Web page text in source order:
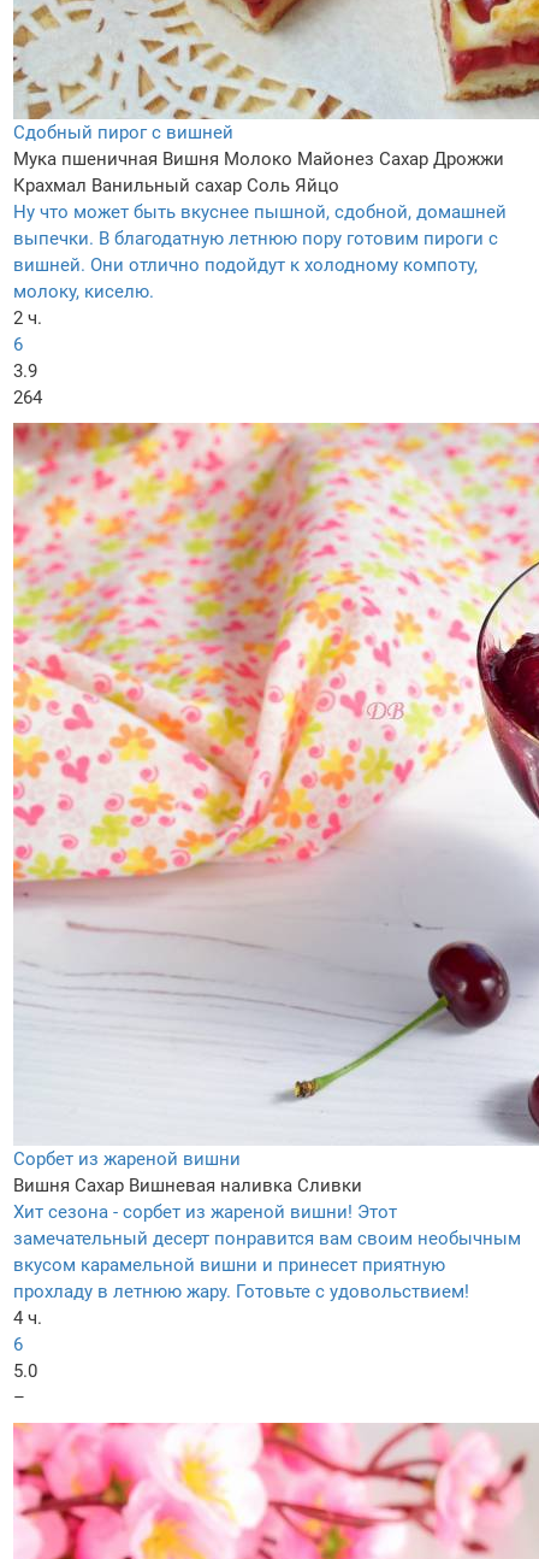
Сдобный пирог с вишней
Мука пшеничная Вишня Молоко Майонез Сахар Дрожжи
Крахмал Ванильный сахар Соль Яйцо
Ну что может быть вкуснее пышной, сдобной, домашней
выпечки. В благодатную летнюю пору готовим пироги с
вишней. Они отлично подойдут к холодному компоту,
молоку, киселю.
2 ч.
6
3.9
264
Сорбет из жареной вишни
Вишня Сахар Вишневая наливка Сливки
Хит сезона - сорбет из жареной вишни! Этот
замечательный десерт понравится вам своим необычным
вкусом карамельной вишни и принесет приятную
прохладу в летнюю жару. Готовьте с удовольствием!
4 ч.
6
5.0
–